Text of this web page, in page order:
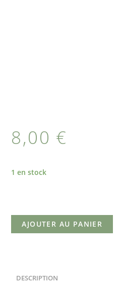
8,00 €
1 en stock
AJOUTER AU PANIER
DESCRIPTION